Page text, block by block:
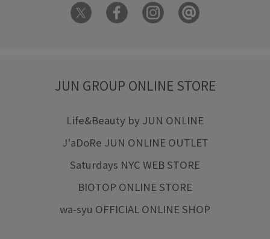
JUN GROUP ONLINE STORE
Life&Beauty by JUN ONLINE
J'aDoRe JUN ONLINE OUTLET
Saturdays NYC WEB STORE
BIOTOP ONLINE STORE
wa-syu OFFICIAL ONLINE SHOP